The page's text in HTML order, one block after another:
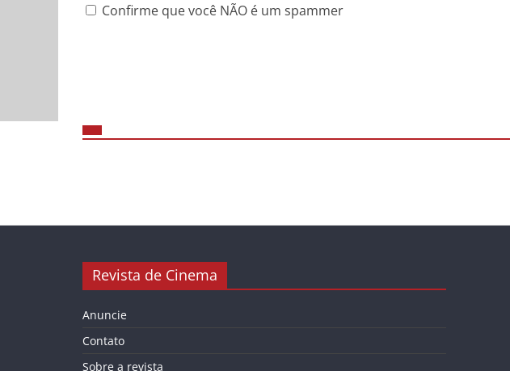
Confirme que você NÃO é um spammer
Revista de Cinema
Anuncie
Contato
Sobre a revista